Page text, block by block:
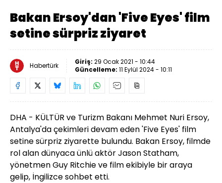
Bakan Ersoy'dan 'Five Eyes' film
setine sürpriz ziyaret
Habertürk Giriş: 29 Ocak 2021 - 10:44
Güncelleme: 11 Eylül 2024 - 10:11
DHA - KÜLTÜR ve Turizm Bakanı Mehmet Nuri Ersoy,
Antalya'da çekimleri devam eden 'Five Eyes' film
setine sürpriz ziyarette bulundu. Bakan Ersoy, filmde
rol alan dünyaca ünlü aktör Jason Statham,
yönetmen Guy Ritchie ve film ekibiyle bir araya
gelip, İngilizce sohbet etti.